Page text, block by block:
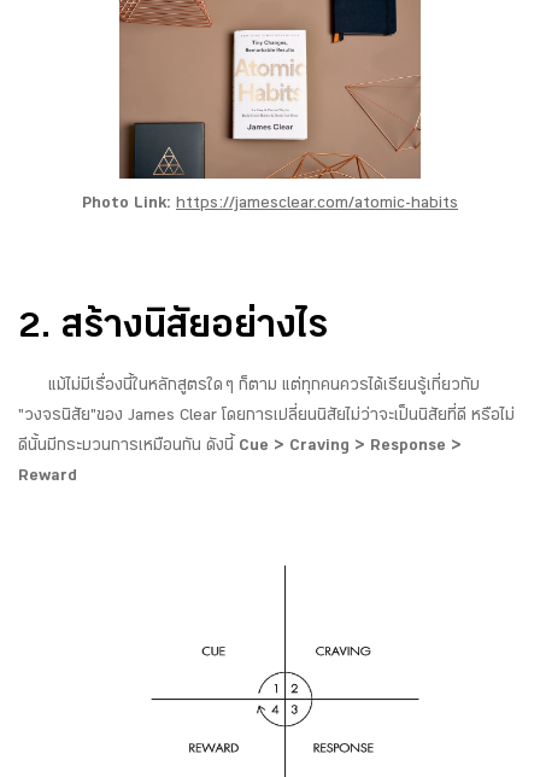
Photo Link: https://jamesclear.com/atomic-habits
2. สร้างนิสัยอย่างไร
แม้ไม่มีเรื่องนี้ในหลักสูตรใด ๆ ก็ตาม แต่ทุกคนควรได้เรียนรู้เกี่ยวกับ
"วงจรนิสัย"ของ James Clear โดยการเปลี่ยนนิสัยไม่ว่าจะเป็นนิสัยที่ดี หรือไม่
ดีนั้นมีกระบวนการเหมือนกัน ดังนี้ Cue > Craving > Response >
Reward